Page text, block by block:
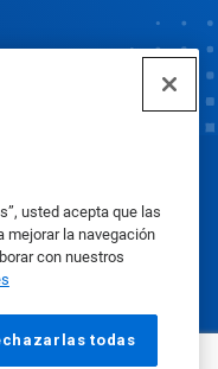
usted acepta que las
mejorar la navegación
con nuestros
todas
de privacidad